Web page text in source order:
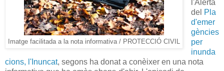
Imatge facilitada a la nota informativa / PROTECCIÓ CIVIL
l'Alerta
del Pla
d'emer
gències
per
inunda
cions, l'Inuncat, segons ha donat a conèixer en una nota